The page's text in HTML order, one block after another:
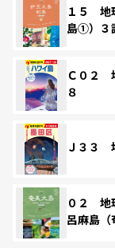
１５ 地
島①）３
Ｃ０２
８
Ｊ３３
０２ 地
呂麻島